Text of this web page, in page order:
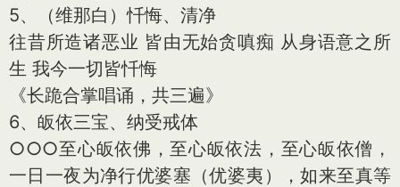
5、（维那白）忏悔、清净
往昔所造诸恶业 皆由无始贪嗔痴 从身语意之所
生 我今一切皆忏悔
《长跪合掌唱诵，共三遍》
6、皈依三宝、纳受戒体
○○○至心皈依佛，至心皈依法，至心皈依僧，
一日一夜为净行优婆塞（优婆夷），如来至真等